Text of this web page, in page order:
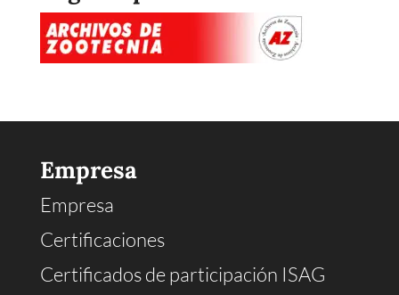
Empresa
Empresa
Certificaciones
Certificados de participación ISAG